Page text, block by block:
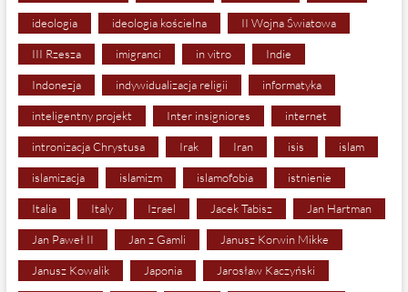
ideologia ideologia kościelna II Wojna Światowa
III Rzesza imigranci in vitro Indie
Indonezja indywidualizacja religii informatyka
inteligentny projekt Inter insigniores internet
intronizacja Chrystusa Irak Iran isis islam
islamizacja islamizm islamofobia istnienie
Italia Italy Izrael Jacek Tabisz Jan Hartman
Jan Paweł II Jan z Gamli Janusz Korwin Mikke
Janusz Kowalik Japonia Jarosław Kaczyński